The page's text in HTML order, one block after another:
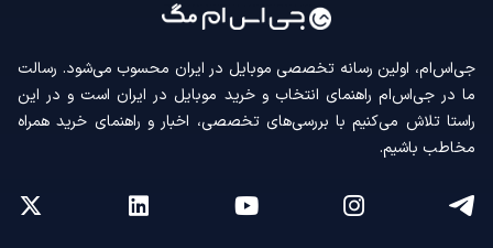
جی‌اس‌ام، اولین رسانه‌ تخصصی موبایل در ایران محسوب می‌شود. رسالت
ما در جی‌اس‌ام راهنمای انتخاب و خرید موبایل در ایران است و در این
راستا تلاش می‌کنیم با بررسی‌های تخصصی، اخبار و راهنمای خرید همراه
مخاطب باشیم.